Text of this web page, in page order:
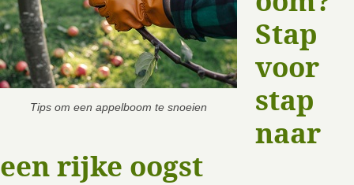
Tips om een appelboom te snoeien
Stap
voor
stap
naar
een rijke oogst